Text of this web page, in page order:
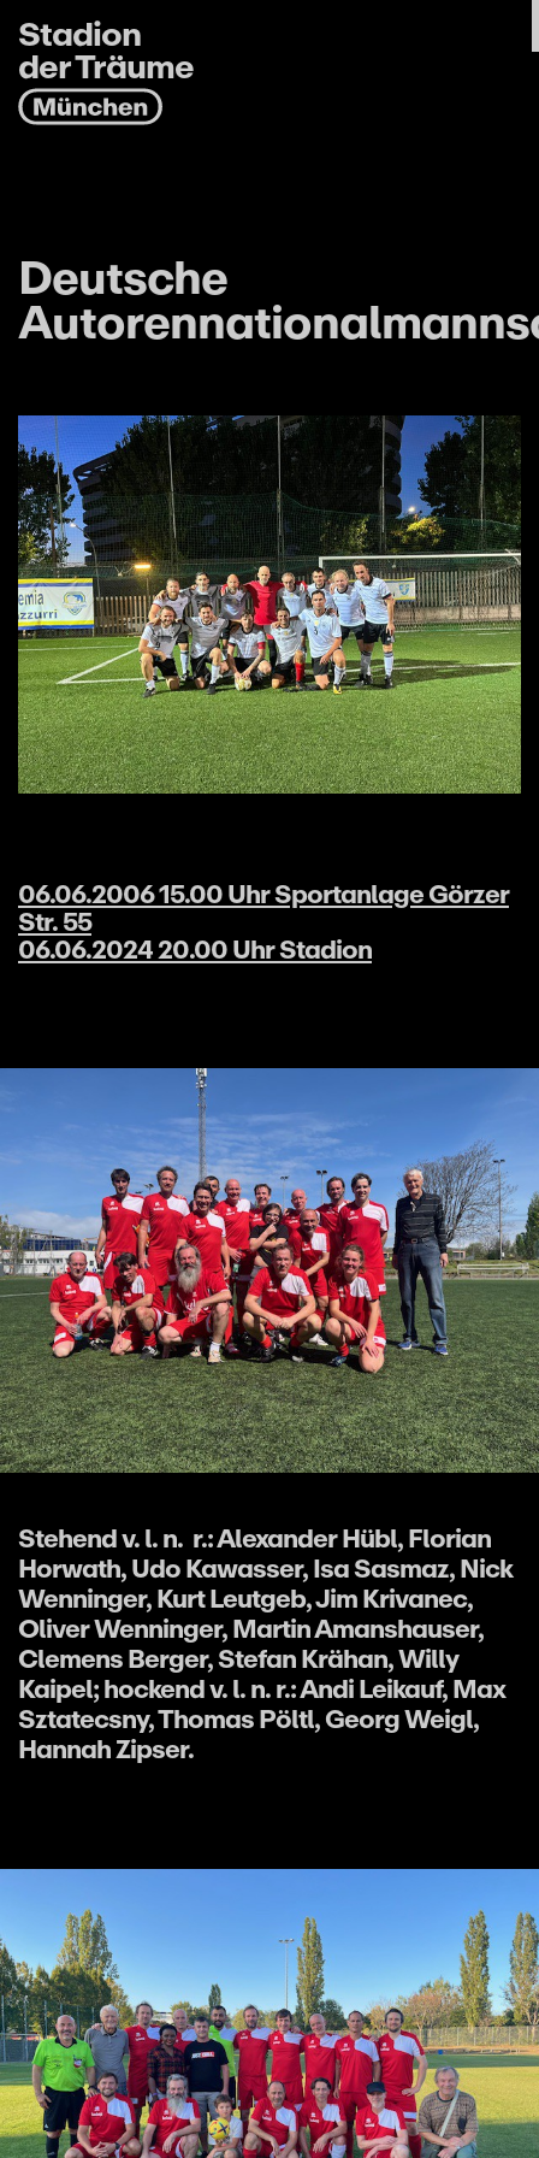
Stadion
der Träume
Deutsche
06.06.2006 15.00 Uhr Sportanlage Görzer
Str. 55
06.06.2024 20.00 Uhr Stadion
Stehend v. l. n. r.: Alexander Hübl, Florian
Horwath, Udo Kawasser, Isa Sasmaz, Nick
Wenninger, Kurt Leutgeb, Jim Krivanec,
Oliver Wenninger, Martin Amanshauser,
Clemens Berger, Stefan Krähan, Willy
Kaipel; hockend v. l. n. r.: Andi Leikauf, Max
Sztatecsny, Thomas Pöltl, Georg Weigl,
Hannah Zipser.